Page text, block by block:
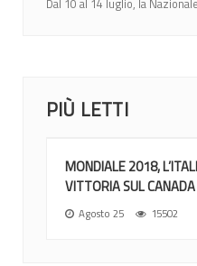
PIÙ LETTI
MONDIALE 2018,
VITTORIA SUL CANADA
Agosto 25 15502